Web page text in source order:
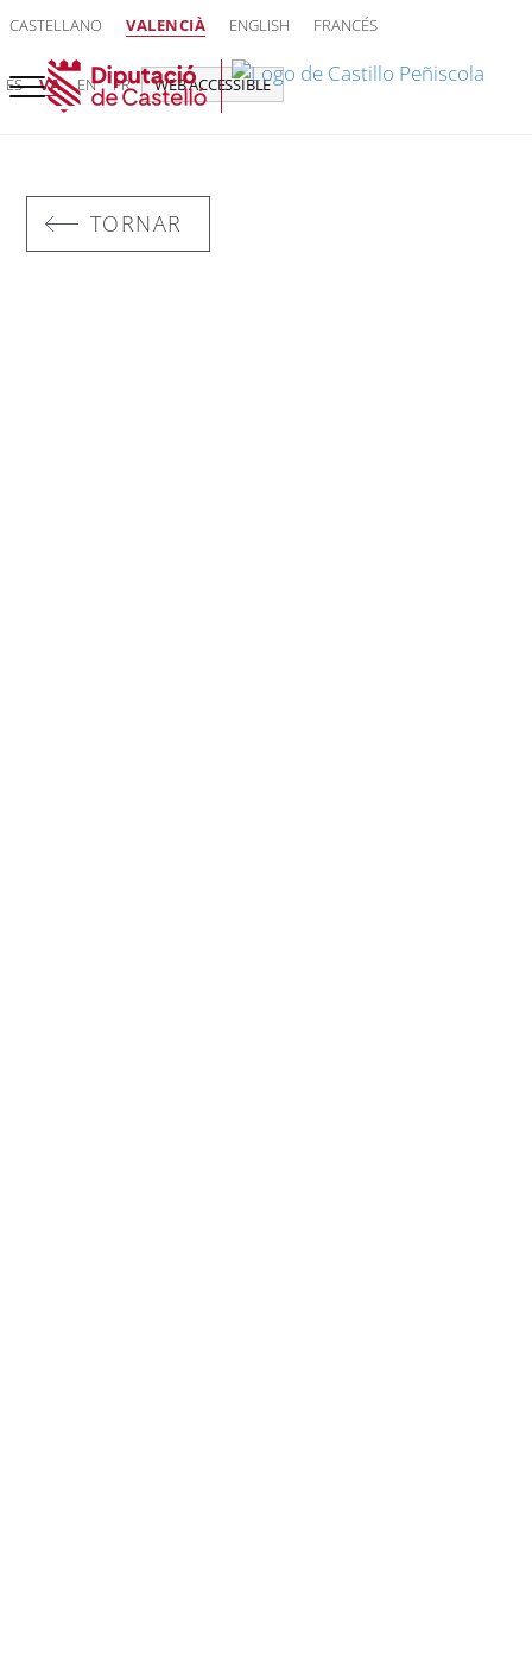
CASTELLANO VALENCIÀ ENGLISH FRANCÉS
ES VA EN FR WEB ACCESSIBLE
TORNAR